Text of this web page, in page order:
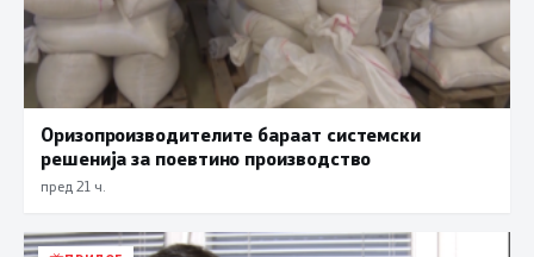
Оризопроизводителите бараат системски
решенија за поевтино производство
пред 21 ч.